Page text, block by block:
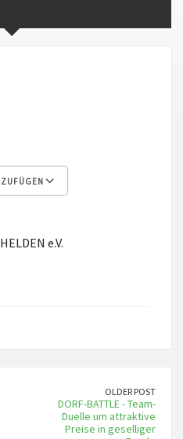
e.V.
OLDER POST
DORF-BATTLE - Team-
Duelle um attraktive
Preise in geselliger